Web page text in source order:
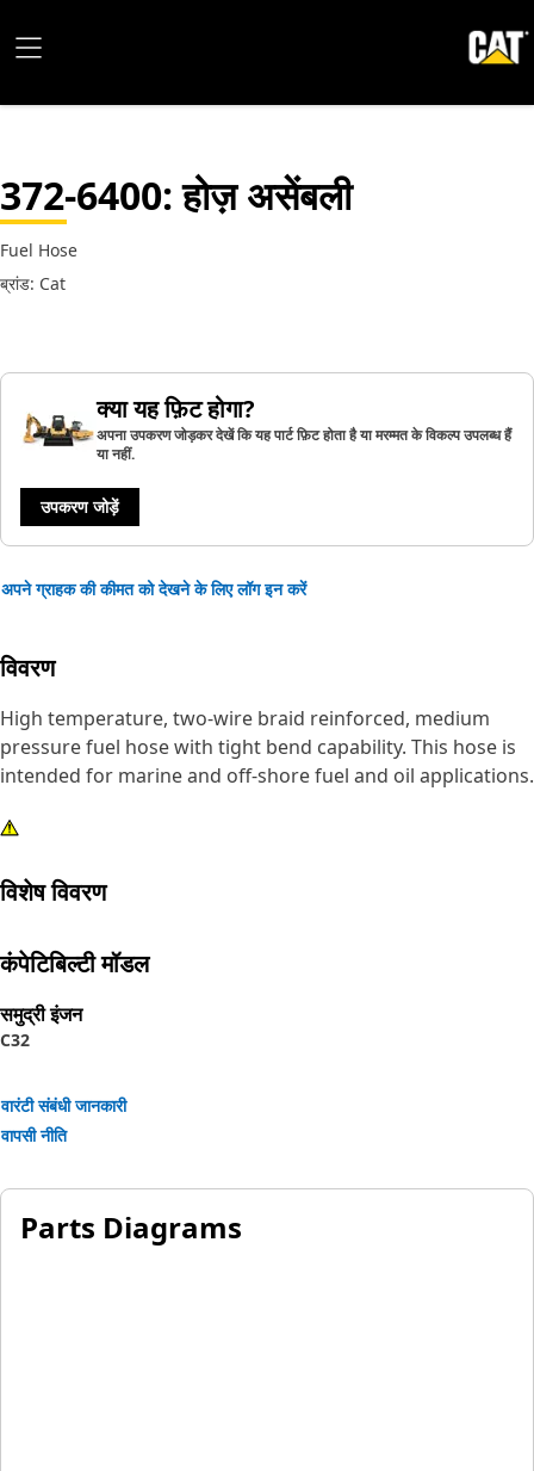
372-6400: होज़ असेंबली
Fuel Hose
ब्रांड: Cat
क्या यह फ़िट होगा?
अपना उपकरण जोड़कर देखें कि यह पार्ट फ़िट होता है या मरम्मत के विकल्प उपलब्ध हैं
या नहीं.
उपकरण जोड़ें
अपने ग्राहक की कीमत को देखने के लिए लॉग इन करें
विवरण
High temperature, two-wire braid reinforced, medium
pressure fuel hose with tight bend capability. This hose is
intended for marine and off-shore fuel and oil applications.
विशेष विवरण
कंपेटिबिल्टी मॉडल
समुद्री इंजन
C32
वारंटी संबंधी जानकारी
वापसी नीति
Parts Diagrams